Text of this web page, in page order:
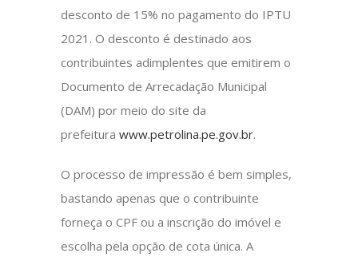
desconto de 15% no pagamento do IPTU
2021. O desconto é destinado aos
contribuintes adimplentes que emitirem o
Documento de Arrecadação Municipal
(DAM) por meio do site da
prefeiturawww.petrolina.pe.gov.br.
O processo de impressão é bem simples,
bastando apenas que o contribuinte
forneça o CPF ou a inscrição do imóvel e
escolha pela opção de cota única. A